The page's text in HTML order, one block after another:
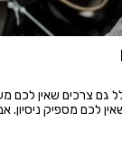
גם צרכים שאין
לכם מספיק ניסיון.